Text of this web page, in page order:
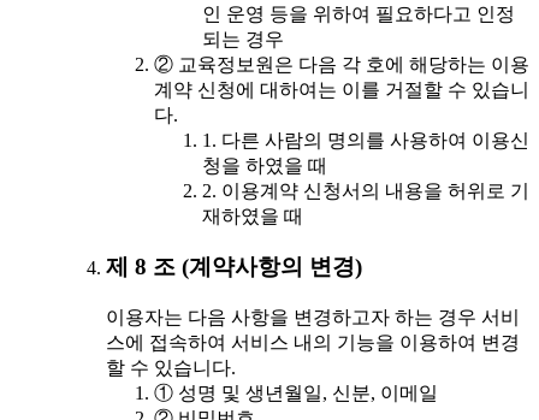
인 운영 등을 위하여 필요하다고 인정
되는 경우
② 교육정보원은 다음 각 호에 해당하는 이용
계약 신청에 대하여는 이를 거절할 수 있습니
다.
1. 다른 사람의 명의를 사용하여 이용신
청을 하였을 때
2. 이용계약 신청서의 내용을 허위로 기
재하였을 때
제 8 조 (계약사항의 변경)
이용자는 다음 사항을 변경하고자 하는 경우 서비
스에 접속하여 서비스 내의 기능을 이용하여 변경
할 수 있습니다.
① 성명 및 생년월일, 신분, 이메일